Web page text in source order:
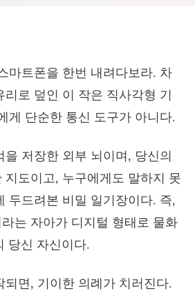
마트폰을 한번 내려다보라. 차
로 덮인 이 작은 직사각형 기
게 단순한 통신 도구가 아니다.
저장한 외부 뇌이며, 당신의
지도이고, 누구에게도 말하지 못
두드려본 비밀 일기장이다. 즉,
는 자아가 디지털 형태로 물화
당신 자신이다.
되면, 기이한 의례가 치러진다.